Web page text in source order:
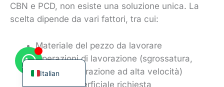
CBN e PCD, non esiste una soluzione unica. La
scelta dipende da vari fattori, tra cui:
Materiale del pezzo da lavorare
Operazioni di lavorazione (sgrossatura,
finitura, lavorazione ad alta velocità)
Finitura superficiale richiesta
Italian
English
Turkish
Spanish
Russian